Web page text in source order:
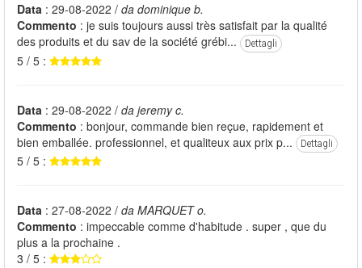
Data : 29-08-2022 / da dominique b.
Commento : je suis toujours aussi très satisfait par la qualité
des produits et du sav de la société grébi...
Dettagli
5 / 5 :
Data : 29-08-2022 / da jeremy c.
Commento : bonjour, commande bien reçue, rapidement et
bien emballée. professionnel, et qualiteux aux prix p...
Dettagli
5 / 5 :
Data : 27-08-2022 / da MARQUET o.
Commento : impeccable comme d'habitude . super , que du
plus a la prochaine .
3 / 5 :